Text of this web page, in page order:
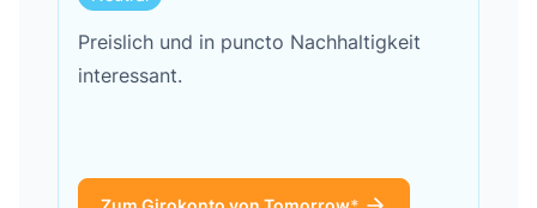
Preislich und in puncto Nachhaltigkeit
interessant.